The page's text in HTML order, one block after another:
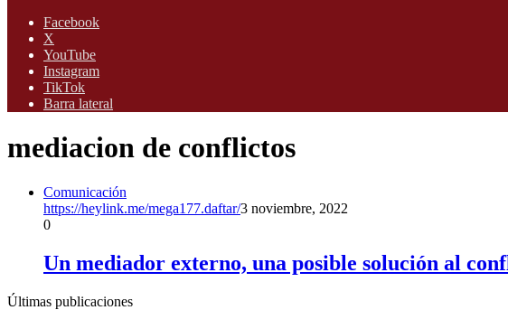
Facebook
X
YouTube
Instagram
TikTok
Barra lateral
mediacion de conflictos
Comunicación
https://heylink.me/mega177.daftar/3 noviembre, 2022
0
Un mediador externo, una posible solución al
Últimas publicaciones